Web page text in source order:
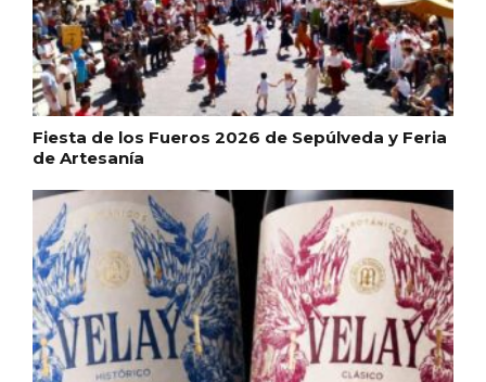
Fiesta de los Fueros 2026 de Sepúlveda y Feria
de Artesanía
Pino 2026